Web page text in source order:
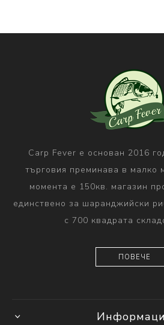
Carp Fever е основан 2016
търговия преминава в малко
момента е 150кв. магазин
единствено за шаранджийски
с 700 квадрата
ПОВЕЧЕ